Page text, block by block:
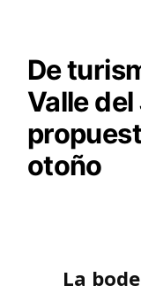
De
Valle
otoño
La